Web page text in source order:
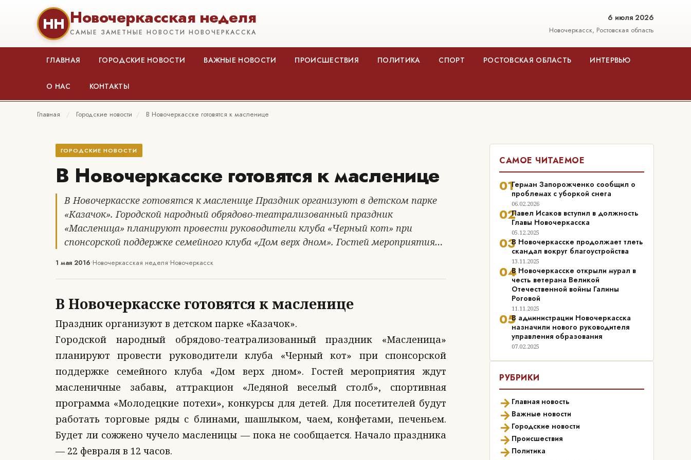
НН Новочеркасская неделя
САМЫЕ ЗАМЕТНЫЕ НОВОСТИ НОВОЧЕРКАССКА
6 июля 2026
Новочеркасск, Ростовская область
ГЛАВНАЯ ГОРОДСКИЕ НОВОСТИ ВАЖНЫЕ НОВОСТИ ПРОИСШЕСТВИЯ ПОЛИТИКА СПОРТ РОСТОВСКАЯ ОБЛАСТЬ ИНТЕРВЬЮ
О НАС КОНТАКТЫ
Главная / Городские новости / В Новочеркасске готовятся к масленице
ГОРОДСКИЕ НОВОСТИ
В Новочеркасске готовятся к масленице
В Новочеркасске готовятся к масленице Праздник организуют в детском парке
«Казачок». Городской народный обрядово-театрализованный праздник
«Масленица» планируют провести руководители клуба «Черный кот» при
спонсорской поддержке семейного клуба «Дом верх дном». Гостей мероприятия…
1 мая 2016•Новочеркасская неделя•Новочеркасск
В Новочеркасске готовятся к масленице
Праздник организуют в детском парке «Казачок».
Городской народный обрядово-театрализованный праздник «Масленица»
планируют провести руководители клуба «Черный кот» при спонсорской
поддержке семейного клуба «Дом верх дном». Гостей мероприятия ждут
масленичные забавы, аттракцион «Ледяной веселый столб», спортивная
программа «Молодецкие потехи», конкурсы для детей. Для посетителей будут
работать торговые ряды с блинами, шашлыком, чаем, конфетами, печеньем.
Будет ли сожжено чучело масленицы — пока не сообщается. Начало праздника
— 22 февраля в 12 часов.
САМОЕ ЧИТАЕМОЕ
01Герман Запорожченко сообщил о
проблемах с уборкой снега
06.02.2026
02Павел Исаков вступил в должность
Главы Новочеркасска
05.12.2025
03В Новочеркасске продолжает тлеть
скандал вокруг благоустройства
13.11.2025
04В Новочеркасске открыли мурал в
честь ветерана Великой
Отечественной войны Галины
Роговой
11.11.2025
05В администрации Новочеркасска
назначили нового руководителя
управления образования
07.02.2025
РУБРИКИ
→ Главная новость
→ Важные новости
→ Городские новости
→ Происшествия
→ Политика